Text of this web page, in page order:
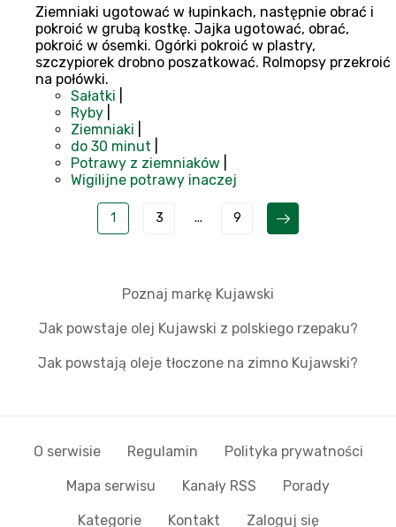
Ziemniaki ugotować w łupinkach, następnie obrać i
pokroić w grubą kostkę. Jajka ugotować, obrać,
pokroić w ósemki. Ogórki pokroić w plastry,
szczypiorek drobno poszatkować. Rolmopsy przekroić
na połówki.
Sałatki
Ryby
Ziemniaki
do 30 minut
Potrawy z ziemniaków
Wigilijne potrawy inaczej
1 3 ... 9
Poznaj markę Kujawski
Jak powstaje olej Kujawski z polskiego rzepaku?
Jak powstają oleje tłoczone na zimno Kujawski?
O serwisie Regulamin Polityka prywatności
Mapa serwisu Kanały RSS Porady
Kategorie Kontakt Zaloguj się